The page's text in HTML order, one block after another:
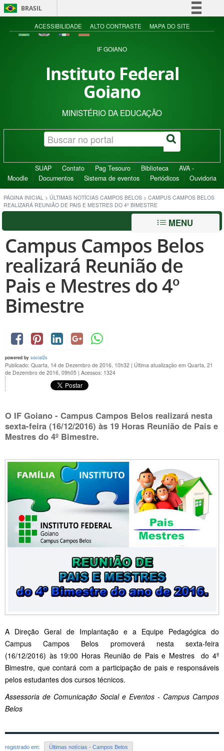
BRASIL
Simplifique!
Acesso à informação
ACESSIBILIDADE ALTO CONTRASTE MAPA DO SITE
IF GOIANO
Instituto Federal
Goiano
MINISTÉRIO DA EDUCAÇÃO
SUAP Contato Pag Tesouro Biblioteca
AVA -
Moodle
Documentos Sistema de eventos Periódicos Ouvidoria
PÁGINA INICIAL > ÚLTIMAS NOTÍCIAS CAMPOS BELOS > CAMPUS CAMPOS BELOS
REALIZARÁ REUNIÃO DE PAIS E MESTRES DO 4º BIMESTRE
MENU
Campus Campos Belos
realizará Reunião de
Pais e Mestres do 4º
Bimestre
powered by social2s
Publicado: Quarta, 14 de Dezembro de 2016, 10h32 | Última atualização em Quarta, 21
de Dezembro de 2016, 09h05 | Acessos: 1324
O IF Goiano - Campus Campos Belos realizará nesta
sexta-feira (16/12/2016) às 19 Horas Reunião de Pais e
Mestres do 4º Bimestre.
A Direção Geral de Implantação e a Equipe Pedagógica do
Campus Campos Belos promoverá nesta sexta-feira
(16/12/2016) às 19:00 Horas Reunião de Pais e Mestres do 4º
Bimestre, que contará com a participação de pais e responsáveis
pelos estudantes dos cursos técnicos.
Assessoria de Comunicação Social e Eventos - Campus Campos
Belos
registrado em: Últimas notícias - Campos Belos